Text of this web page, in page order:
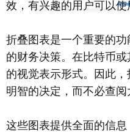
效，有兴趣的用户可以使
折叠图表是一个重要的
的财务决策。在比特币
的视觉表示形式。因此
明智的决定，而不必查阅
这些图表提供全面的信